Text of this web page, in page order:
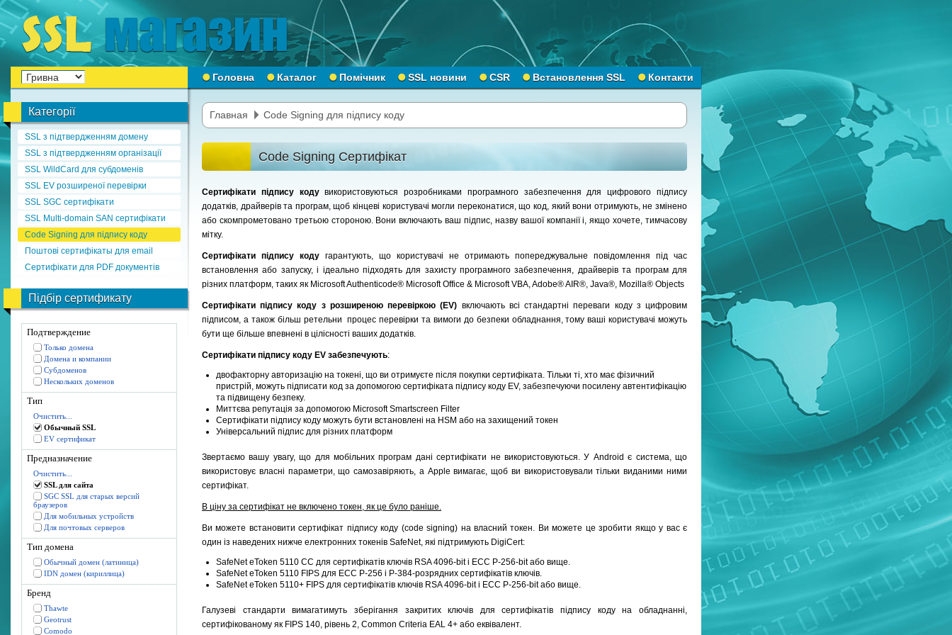
Головна Каталог Помічник SSL новини CSR Встановлення SSL Контакти
Категорії
SSL з підтвердженням домену
SSL з підтвердженням організації
SSL WildCard для субдоменів
SSL EV розширеної перевірки
SSL SGC сертифікати
SSL Multi-domain SAN сертифікати
Code Signing для підпису коду
Поштові сертифікаты для email
Сертифікати для PDF документів
Підбір сертификату
Подтверждение
Только домена
Домена и компании
Субдоменов
Нескольких доменов
Тип
Очистить...
Обычный SSL
EV сертификат
Предназначение
Очистить...
SSL для сайта
SGC SSL для старых версий
браузеров
Для мобильных устройств
Для почтовых серверов
Тип домена
Обычный домен (латиница)
IDN домен (кириллица)
Бренд
Thawte
Geotrust
Comodo
Главная Code Signing для підпису коду
Code Signing Сертифікат
Сертифікати підпису кодувикористовуються розробниками програмного забезпечення для цифрового підпису
додатків, драйверів та програм, щоб кінцеві користувачі могли переконатися, що код, який вони отримують, не змінено
або скомпрометовано третьою стороною. Вони включають ваш підпис, назву вашої компанії і, якщо хочете, тимчасову
мітку.
Сертифікати підпису коду гарантують, що користувачі не отримають попереджувальне повідомлення під час
встановлення або запуску, і ідеально підходять для захисту програмного забезпечення, драйверів та програм для
різних платформ, таких як Microsoft Authenticode® Microsoft Office & Microsoft VBA, Adobe® AIR®, Java®, Mozilla® Objects
Сертифікати підпису коду з розширеною перевіркою (EV) включають всі стандартні переваги коду з цифровим
підписом, а також більш ретельни процес перевірки та вимоги до безпеки обладнання, тому ваші користувачі можуть
бути ще більше впевнені в цілісності ваших додатків.
Сертифікати підпису коду EV забезпечують:
двофакторну авторизацію на токені, що ви отримуєте після покупки сертифіката. Тільки ті, хто має фізичний
пристрій, можуть підписати код за допомогою сертифіката підпису коду EV, забезпечуючи посилену автентифікацію
та підвищену безпеку.
Миттєва репутація за допомогою Microsoft Smartscreen Filter
Сертифікати підпису коду можуть бути встановлені на HSM або на захищений токен
Універсальний підпис для різних платформ
Звертаємо вашу увагу, що для мобільних програм дані сертифікати не використовуються. У Android є система, що
використовує власні параметри, що самозавіряють, а Apple вимагає, щоб ви використовували тільки виданими ними
сертифікат.
В ціну за сертифікат не включено токен, як це було раніше.
Ви можете встановити сертифікат підпису коду (code signing) на власний токен. Ви можете це зробити якщо у вас є
один із наведених нижче електронних токенів SafeNet, які підтримують DigiCert:
SafeNet eToken 5110 CC для сертифікатів ключів RSA 4096-bit і ECC P-256-bit або вище.
SafeNet eToken 5110 FIPS для ECC P-256 і P-384-розрядних сертифікатів ключів.
SafeNet eToken 5110+ FIPS для сертифікатів ключів RSA 4096-bit і ECC P-256-bit або вище.
Галузеві стандарти вимагатимуть зберігання закритих ключів для сертифікатів підпису коду на обладнанні,
сертифікованому як FIPS 140, рівень 2, Common Criteria EAL 4+ або еквівалент.